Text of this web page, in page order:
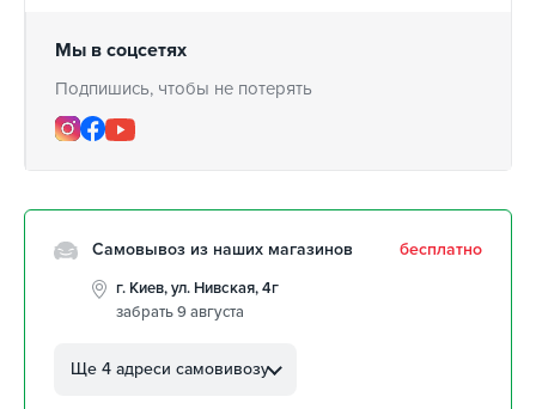
Мы в соцсетях
Подпишись, чтобы не потерять
Самовывоз из наших магазинов бесплатно
г. Киев, ул. Нивская, 4г
забрать 9 августа
Автолюбителей, 8а
Ще 4 адреси самовивозу